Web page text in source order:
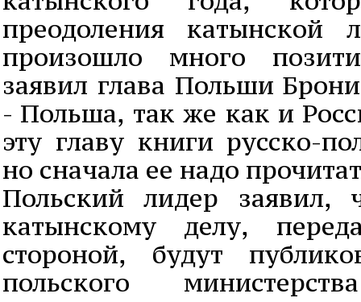
преодоления
произошло много
заявил глава Польши
- Польша, так же как и
эту главу книги русско-
но сначала ее надо
Польский лидер заявил,
катынскому делу,
стороной, будут
польского